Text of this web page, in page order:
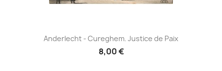
Anderlecht - Cureghem. Justice de Paix
8,00 €